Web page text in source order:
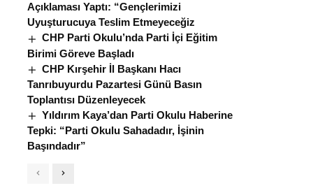
Açıklaması Yaptı: “Gençlerimizi
Uyuşturucuya Teslim Etmeyeceğiz
CHP Parti Okulu’nda Parti İçi Eğitim
Birimi Göreve Başladı
CHP Kırşehir İl Başkanı Hacı
Tanrıbuyurdu Pazartesi Günü Basın
Toplantısı Düzenleyecek
Yıldırım Kaya’dan Parti Okulu Haberine
Tepki: “Parti Okulu Sahadadır, İşinin
Başındadır”